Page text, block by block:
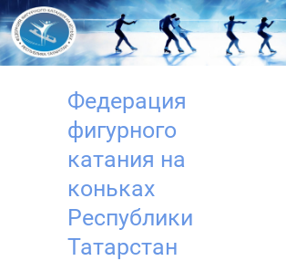
Перейти
к
содержимому
Федерация
фигурного
катания на
коньках
Республики
Татарстан